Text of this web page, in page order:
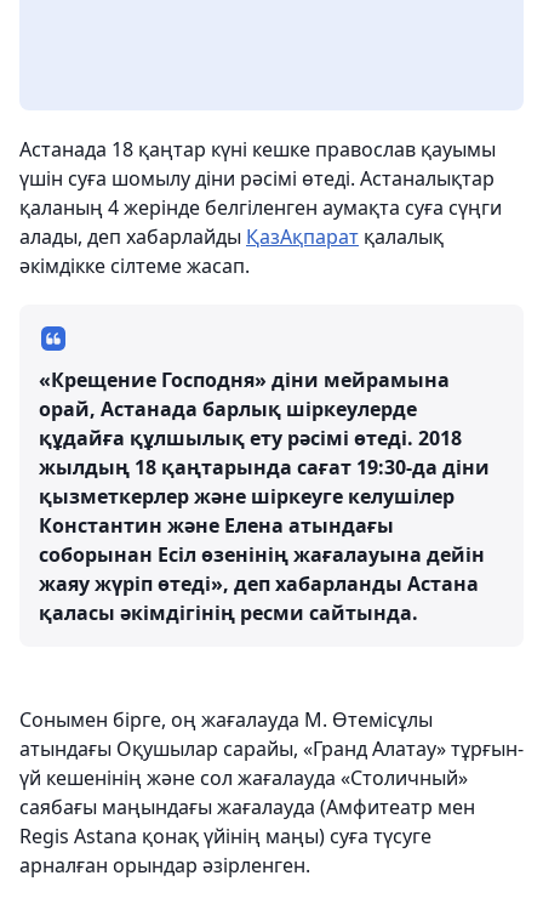
Астанада 18 қаңтар күні кешке православ қауымы
үшін суға шомылу діни рәсімі өтеді. Астаналықтар
қаланың 4 жерінде белгіленген аумақта суға сүңги
алады, деп хабарлайды ҚазАқпарат қалалық
әкімдікке сілтеме жасап.
«Крещение Господня» діни мейрамына
орай, Астанада барлық шіркеулерде
құдайға құлшылық ету рәсімі өтеді. 2018
жылдың 18 қаңтарында сағат 19:30-да діни
қызметкерлер және шіркеуге келушілер
Константин және Елена атындағы
соборынан Есіл өзенінің жағалауына дейін
жаяу жүріп өтеді», деп хабарланды Астана
қаласы әкімдігінің ресми сайтында.
Сонымен бірге, оң жағалауда М. Өтемісұлы
атындағы Оқушылар сарайы, «Гранд Алатау» тұрғын-
үй кешенінің және сол жағалауда «Столичный»
саябағы маңындағы жағалауда (Амфитеатр мен
Regis Astana қонақ үйінің маңы) суға түсуге
арналған орындар әзірленген.